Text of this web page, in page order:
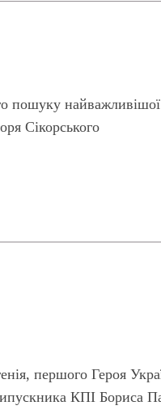
пошуку найважливішої
Сікорського
першого Героя
КПІ Бориса